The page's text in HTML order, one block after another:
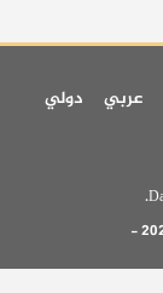
عربي
دولي